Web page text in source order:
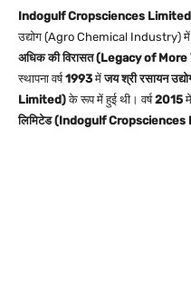
Indogulf Cropsciences Limited
उद्योग (Agro Chemical Industry) में
अधिक की विरासत (Legacy of
स्थापना वर्ष1993मेंजय श्री रसायन
Limited)के रूप में हुई थी। वर्ष2015
लिमिटेड (Indogulf